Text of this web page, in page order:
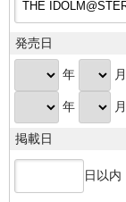
発売日
年 月
年 月
掲載日
日以内